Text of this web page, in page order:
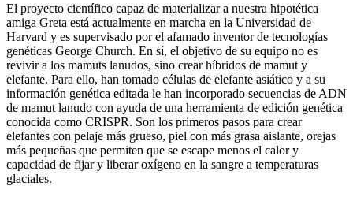
El proyecto científico capaz de materializar a nuestra hipotética
amiga Greta está actualmente en marcha en la Universidad de
Harvard y es supervisado por el afamado inventor de tecnologías
genéticas George Church. En sí, el objetivo de su equipo no es
revivir a los mamuts lanudos, sino crear híbridos de mamut y
elefante. Para ello, han tomado células de elefante asiático y a su
información genética editada le han incorporado secuencias de ADN
de mamut lanudo con ayuda de una herramienta de edición genética
conocida como CRISPR. Son los primeros pasos para crear
elefantes con pelaje más grueso, piel con más grasa aislante, orejas
más pequeñas que permiten que se escape menos el calor y
capacidad de fijar y liberar oxígeno en la sangre a temperaturas
glaciales.